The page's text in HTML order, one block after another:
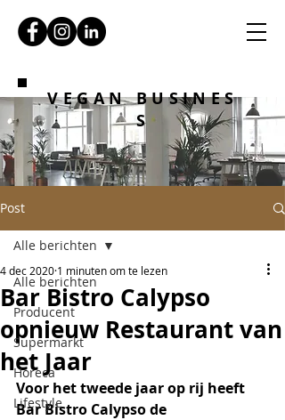
VEGAN BUSINES
S
Post
Alle berichten
Producent
Supermarkt
Horeca
Lifestyle
Alle berichten
Bar Bistro Calypso
opnieuw Restaurant van
het Jaar
4 dec 2020 1 minuten om te lezen
Voor het tweede jaar op rij heeft
Bar Bistro Calypso de